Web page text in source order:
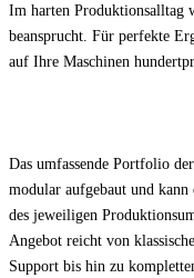
Im harten Produktionsalltag
beansprucht. Für perfekte
auf Ihre Maschinen
Das umfassende Portfolio
modular aufgebaut und
des jeweiligen
Angebot reicht von
Support bis hin zu